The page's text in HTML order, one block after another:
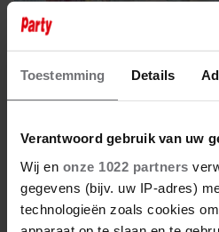
Toestemming Details
Verantwoord gebruik van uw
Wij en onze 1022 partners
gegevens (bijv. uw IP-adres)
technologieën zoals cookies
7 februari 2025